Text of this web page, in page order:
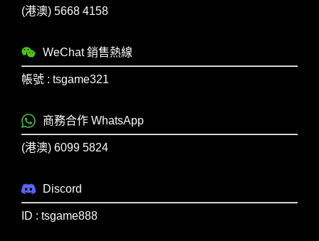
(港澳) 5668 4158
WeChat 銷售熱線
帳號 : tsgame321
商務合作 WhatsApp
(港澳) 6099 5824
Discord
ID : tsgame888